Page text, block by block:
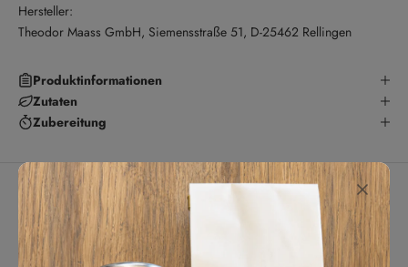
Hersteller:
Theodor Maass GmbH, Siemensstraße 51, D-25462 Rellingen
Produktinformationen
Zutaten
Zubereitung
Kundenbewertungen